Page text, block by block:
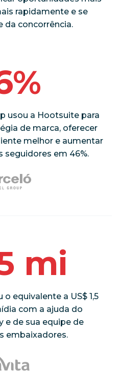
rapidamente e se
da concorrência.
usou a Hootsuite para
de marca, oferecer
melhor e aumentar
seguidores em 46%.
mi
equivalente a US$ 1,5
com a ajuda do
e de sua equipe de
embaixadores.